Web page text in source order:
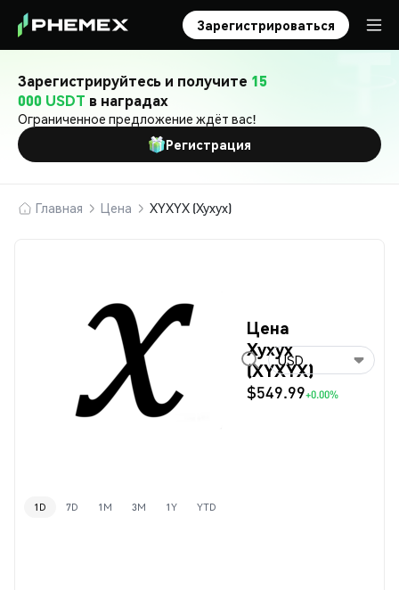
Зарегистрироваться
Зарегистрируйтесь и получите 15
000 USDT в наградах
Ограниченное предложение ждёт вас!
Регистрация
Главная Цена XYXYX (Xyxyx)
Цена
Xyxyx
(XYXYX)
$549.99+0.00%
USD
1D 7D 1M 3M 1Y YTD